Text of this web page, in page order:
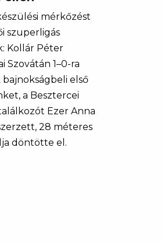
mérkőzést
szuperligás
Kollár Péter
Szovátán 1–0-ra
bajnokságbeli első
a Besztercei
Ezer Anna
28 méteres
döntötte el.